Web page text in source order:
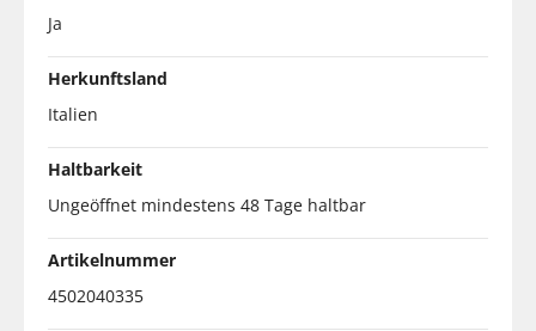
Ja
Herkunftsland
Italien
Haltbarkeit
Ungeöffnet mindestens 48 Tage haltbar
Artikelnummer
4502040335